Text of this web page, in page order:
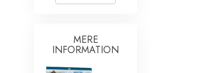
MERE
INFORMATION